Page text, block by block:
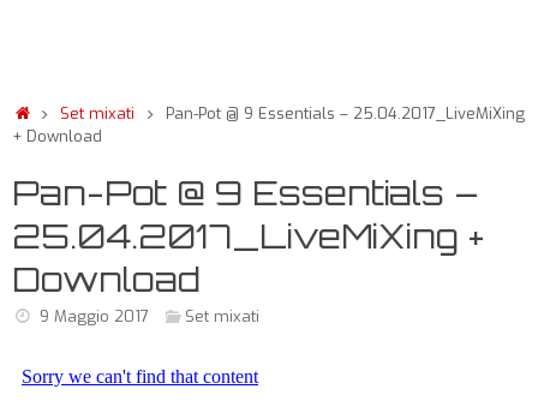
Set mixati
Pan-Pot @ 9 Essentials – 25.04.2017_LiveMiXing
+ Download
Pan-Pot @ 9 Essentials –
25.04.2017_LiveMiXing +
Download
9 Maggio 2017 Set mixati